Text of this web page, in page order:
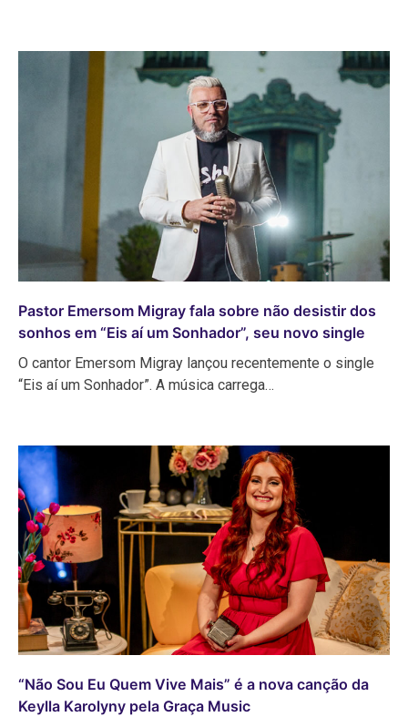
Pastor Emersom Migray fala sobre não desistir dos
sonhos em “Eis aí um Sonhador”, seu novo single
O cantor Emersom Migray lançou recentemente o single
“Eis aí um Sonhador”. A música carrega…
“Não Sou Eu Quem Vive Mais” é a nova canção da
Keylla Karolyny pela Graça Music